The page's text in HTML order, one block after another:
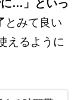
に…」といっ
とみて良い
えるように